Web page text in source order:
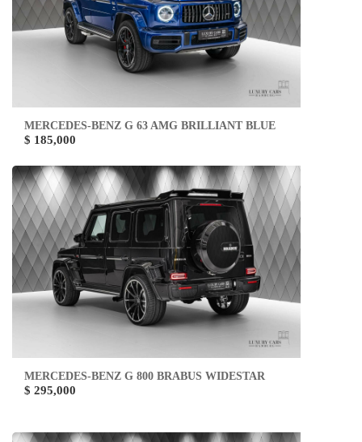
MERCEDES-BENZ G 63 AMG BRILLIANT BLUE
$ 185,000
MERCEDES-BENZ G 800 BRABUS WIDESTAR
$ 295,000